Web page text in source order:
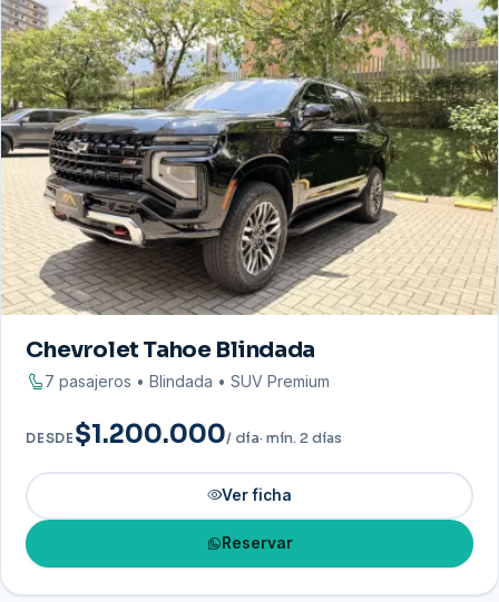
Chevrolet Tahoe Blindada
7 pasajeros • Blindada • SUV Premium
DESDE $1.200.000/ día· mín. 2 días
Ver ficha
Reservar